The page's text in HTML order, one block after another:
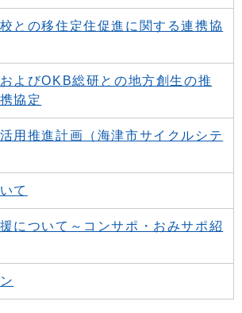
との移住定住促進に関する連携協
よびOKB総研との地方創生の推
協定
用推進計画（海津市サイクルシテ
て
について～コンサポ・おみサポ紹